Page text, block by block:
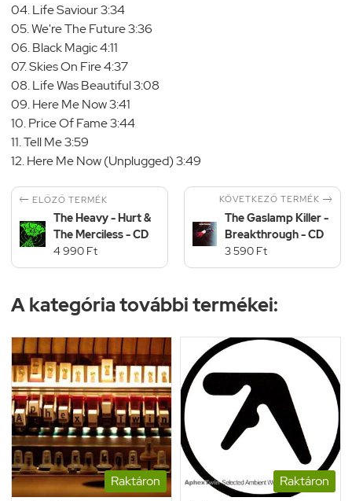
04. Life Saviour 3:34
05. We're The Future 3:36
06. Black Magic 4:11
07. Skies On Fire 4:37
08. Life Was Beautiful 3:08
09. Here Me Now 3:41
10. Price Of Fame 3:44
11. Tell Me 3:59
12. Here Me Now (Unplugged) 3:49
 ELŐZŐ TERMÉK
The Heavy - Hurt &
The Merciless - CD
4 990 Ft
KÖVETKEZŐ TERMÉK 
The Gaslamp Killer -
Breakthrough - CD
3 590 Ft
A kategória további termékei:
Raktáron Raktáron